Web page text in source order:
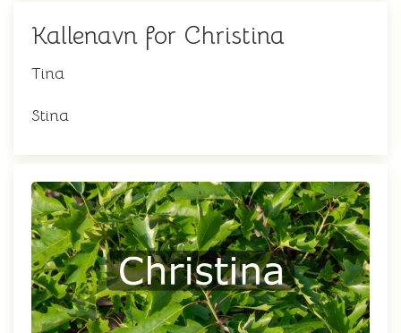
Kallenavn for Christina
Tina
Stina